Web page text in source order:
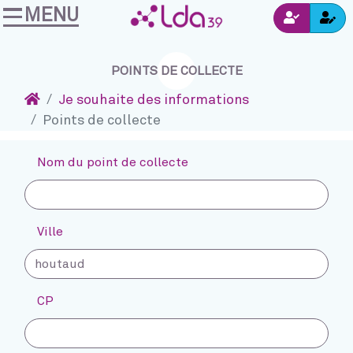
Accéder au contenu
Connexion
MENU
POINTS DE COLLECTE
AccueilJe souhaite des informations
Points de collecte
Nom du point de collecte
Ville
CP